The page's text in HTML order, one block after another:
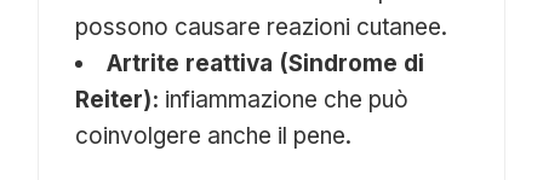
possono causare reazioni cutanee.
Artrite reattiva (Sindrome di
Reiter): infiammazione che può
coinvolgere anche il pene.